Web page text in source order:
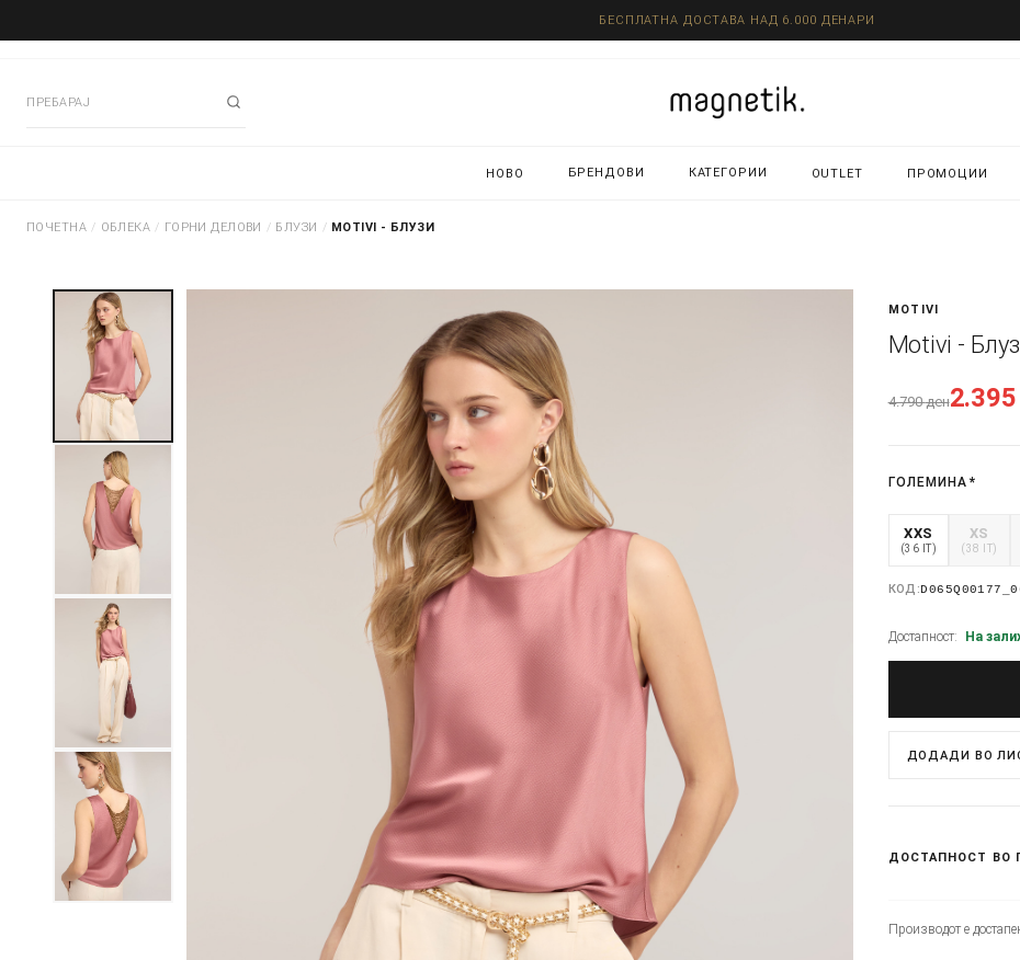
БЕСПЛАТНА ДОСТАВА НАД 6.000 ДЕНАРИ
НОВО БРЕНДОВИ КАТЕГОРИИ OUTLET ПРОМОЦИИ
ПОЧЕТНА / ОБЛЕКА / ГОРНИ ДЕЛОВИ / БЛУЗИ / MOTIVI - БЛУЗИ
MOTIVI
Motivi -
4.790ден2.395
ГОЛЕМИНА *
XXS
(36 IT)
XS
(38 IT)
КОД:
Достапност: На
ДОДАДИ ВО
ДОСТАПНОСТ ВО
Производот е